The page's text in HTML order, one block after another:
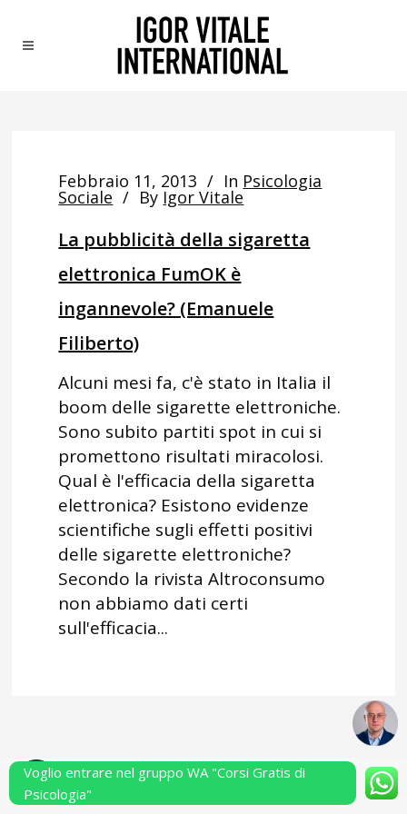
Febbraio 11, 2013 In Psicologia
Sociale By Igor Vitale
La pubblicità della sigaretta
elettronica FumOK è
ingannevole? (Emanuele
Filiberto)
Alcuni mesi fa, c'è stato in Italia il
boom delle sigarette elettroniche.
Sono subito partiti spot in cui si
promettono risultati miracolosi.
Qual è l'efficacia della sigaretta
elettronica? Esistono evidenze
scientifiche sugli effetti positivi
delle sigarette elettroniche?
Secondo la rivista Altroconsumo
non abbiamo dati certi
sull'efficacia...
Powered by Performarsi S.a.s.
Voglio entrare nel gruppo WA "Corsi Gratis di
Psicologia"